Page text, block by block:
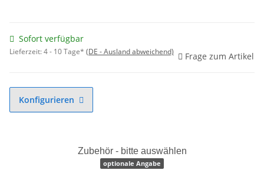
Sofort verfügbar
Lieferzeit:4 - 10 Tage* (DE - Ausland abweichend) Frage zum Artikel
Konfigurieren
Zubehör - bitte auswählen
optionale Angabe